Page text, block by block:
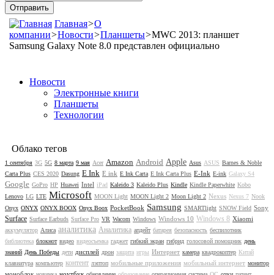
Главная>О
компании>Новости>Планшеты>MWC 2013: планшет
Samsung Galaxy Note 8.0 представлен официально
Новости
Электронные книги
Планшеты
Технологии
Облако тегов
1 сентября 3G 5G 8 марта 9 мая Acer Amazon Android Apple Asus ASUS Barnes & Noble
Carta Plus CES 2020 Dasung E Ink E ink E Ink Carta E Ink Carta Plus E-Ink E-ink Galaxy S4
Google GoPro HP Huawei Intel iPad Kaleido 3 Kaleido Plus Kindle Kindle Paperwhite Kobo
Lenovo LG LTE Microsoft MOON Light MOON Light 2 Moon Light 2 Nexus Nexus 7 Nook
Onyx ONYX ONYX BOOX Onyx Boox PocketBook Samsung SMARTlight SNOW Field Sony
Surface Surface Earbuds Surface Pro VR Wacom Windows Windows 10 Windows 8 Xiaomi
аккумулятор Алиса аналитика Аналитика апдейт батарея безопасность беспилотник
библиотека блокнот видео видеосъемка гаджет гибкий экран гибрид голосовой помощник день
знаний День Победы дети дисплей дрон защита игры Интернет камера квадрокоптер Китай
клавиатура компьютер контент лэптоп мобильные приложения мобильный интернет монитор
моноблок ноутбук